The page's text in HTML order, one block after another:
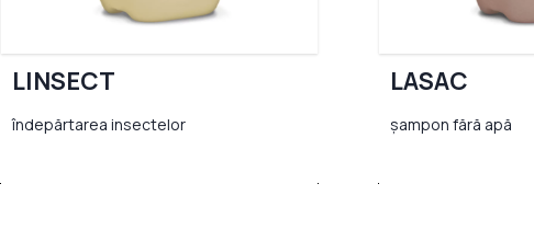
LINSECT
îndepărtarea insectelor
LASAC
șampon fără apă